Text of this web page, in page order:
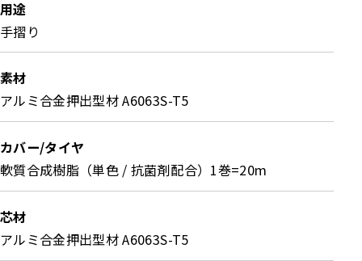
さも向上しています。 住宅をはじめ、医療・福祉
施設や公共施設など幅広い用途でご活用いただけ
も対応しているため、置き換え導入や既設設備と
用途
手摺り
素材
アルミ合金押出型材 A6063S-T5
カバー/タイヤ
軟質合成樹脂（単色 / 抗菌剤配合）1巻=20m
芯材
アルミ合金押出型材 A6063S-T5